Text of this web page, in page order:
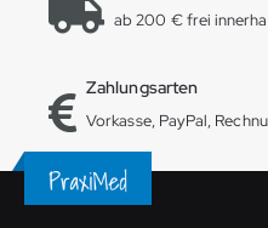
ab 200 € frei
Zahlungsarten
Vorkasse, PayPal,